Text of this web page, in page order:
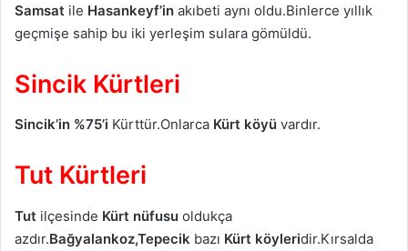
Samsat ile Hasankeyf’in akıbeti aynı oldu.Binlerce yıllık
geçmişe sahip bu iki yerleşim sulara gömüldü.
Sincik Kürtleri
Sincik’in %75’i Kürttür.Onlarca Kürt köyü vardır.
Tut Kürtleri
Tut ilçesinde Kürt nüfusu oldukça
azdır.Bağyalankoz,Tepecik bazı Kürt köyleridir.Kırsalda